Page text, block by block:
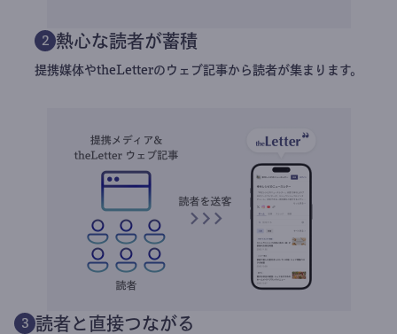
2 熱心な読者が蓄積
提携媒体やtheLetterのウェブ記事から読者が集まります。
3 読者と直接つながる